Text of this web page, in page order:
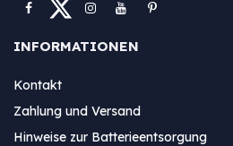
INFORMATIONEN
Kontakt
Zahlung und Versand
Hinweise zur Batterieentsorgung